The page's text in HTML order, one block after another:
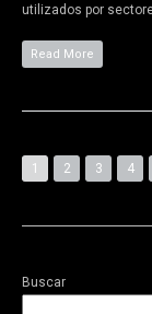
utilizados por
Read More
1 2 3 4
Buscar